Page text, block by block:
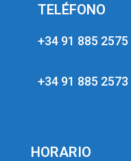
TELÉFONO
+34 91 885 2575
+34 91 885 2573
HORARIO